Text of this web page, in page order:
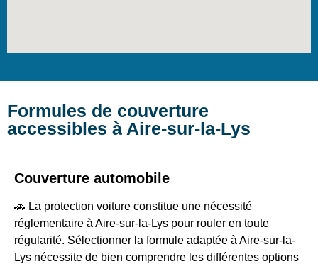
Formules de couverture
accessibles à Aire-sur-la-Lys
Couverture automobile
🚗 La protection voiture constitue une nécessité
réglementaire à Aire-sur-la-Lys pour rouler en toute
régularité. Sélectionner la formule adaptée à Aire-sur-la-
Lys nécessite de bien comprendre les différentes options